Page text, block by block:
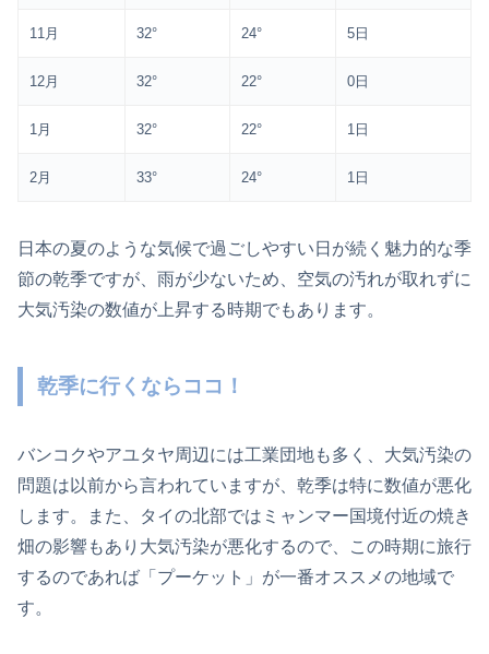
11月 32° 24° 5日
12月 32° 22° 0日
1月 32° 22° 1日
2月 33° 24° 1日
日本の夏のような気候で過ごしやすい日が続く魅力的な季
節の乾季ですが、雨が少ないため、空気の汚れが取れずに
大気汚染の数値が上昇する時期でもあります。
乾季に行くならココ！
バンコクやアユタヤ周辺には工業団地も多く、大気汚染の
問題は以前から言われていますが、乾季は特に数値が悪化
します。また、タイの北部ではミャンマー国境付近の焼き
畑の影響もあり大気汚染が悪化するので、この時期に旅行
するのであれば「プーケット」が一番オススメの地域で
す。